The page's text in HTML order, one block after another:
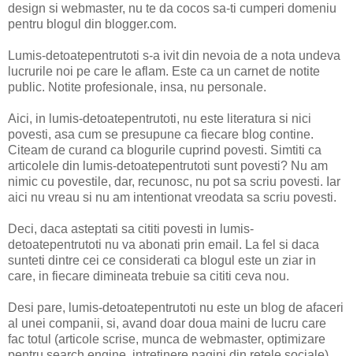
design si webmaster, nu te da cocos sa-ti cumperi domeniu
pentru blogul din blogger.com.
Lumis-detoatepentrutoti s-a ivit din nevoia de a nota undeva
lucrurile noi pe care le aflam. Este ca un carnet de notite
public. Notite profesionale, insa, nu personale.
Aici, in lumis-detoatepentrutoti, nu este literatura si nici
povesti, asa cum se presupune ca fiecare blog contine.
Citeam de curand ca blogurile cuprind povesti. Simtiti ca
articolele din lumis-detoatepentrutoti sunt povesti? Nu am
nimic cu povestile, dar, recunosc, nu pot sa scriu povesti. Iar
aici nu vreau si nu am intentionat vreodata sa scriu povesti.
Deci, daca asteptati sa cititi povesti in lumis-
detoatepentrutoti nu va abonati prin email. La fel si daca
sunteti dintre cei ce considerati ca blogul este un ziar in
care, in fiecare dimineata trebuie sa cititi ceva nou.
Desi pare, lumis-detoatepentrutoti nu este un blog de afaceri
al unei companii, si, avand doar doua maini de lucru care
fac totul (articole scrise, munca de webmaster, optimizare